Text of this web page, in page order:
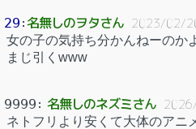
29 ：名無しのヲタさん 2023/02/
女の子の気持ち分かんねーのか
まじ引くwww
9999 ： 名無しのネズミさん
ネトフリより安くて大体のアニ